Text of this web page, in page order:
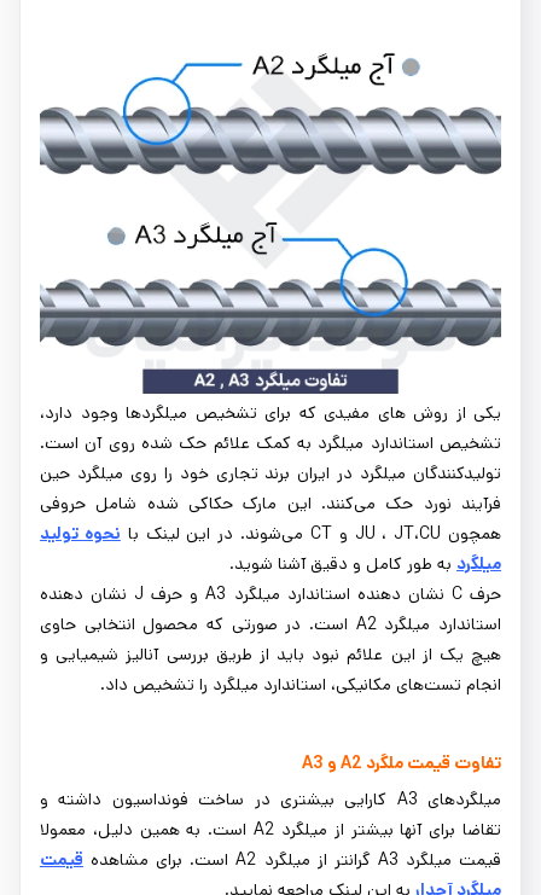
یکی از روش های مفیدی که برای تشخیص میلگردها وجود دارد،
تشخیص استاندارد میلگرد به کمک علائم حک شده روی آن است.
تولیدکنندگان میلگرد در ایران برند تجاری خود را روی میلگرد حین
فرآیند نورد حک می‌کنند. این مارک حکاکی شده شامل حروفی
همچون JU ، JT،CU و CT می‌شوند. در این لینک با
نحوه تولید
میلگرد به طور کامل و دقیق آشنا شوید.
حرف C نشان دهنده استاندارد میلگرد A3 و حرف J نشان دهنده
استاندارد میلگرد A2 است. در صورتی که محصول انتخابی حاوی
هیچ یک از این علائم نبود باید از طریق بررسی آنالیز شیمیایی و
انجام تست‌های مکانیکی، استاندارد میلگرد را تشخیص داد.
تفاوت قیمت ملگرد A2 و A3
میلگردهای A3 کارایی بیشتری در ساخت فونداسیون داشته و
تقاضا برای آنها بیشتر از میلگرد A2 است. به همین دلیل، معمولا
قیمت میلگرد A3 گرانتر از میلگرد A2 است. برای مشاهده
قیمت
میلگرد آجدار به این لینک مراجعه نمایید.